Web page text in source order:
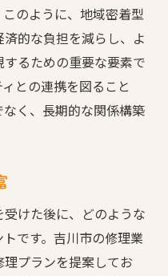
のように、地域密着型
的な負担を減らし、よ
るための重要な要素で
との連携を図ること
く、長期的な関係構築
けた後に、どのような
です。吉川市の修理業
プランを提案してお